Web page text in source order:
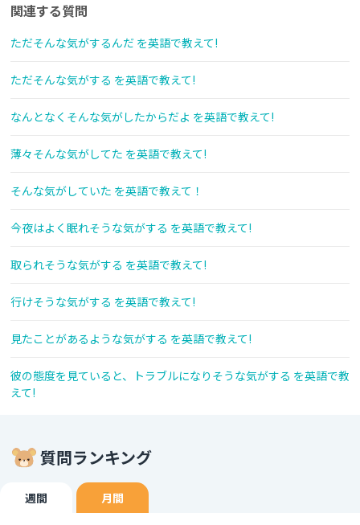
関連する質問
ただそんな気がするんだ を英語で教えて!
ただそんな気がする を英語で教えて!
なんとなくそんな気がしたからだよ を英語で教えて!
薄々そんな気がしてた を英語で教えて!
そんな気がしていた を英語で教えて！
今夜はよく眠れそうな気がする を英語で教えて!
取られそうな気がする を英語で教えて!
行けそうな気がする を英語で教えて!
見たことがあるような気がする を英語で教えて!
彼の態度を見ていると、トラブルになりそうな気がする を英語で教
えて!
質問ランキング
週間 月間